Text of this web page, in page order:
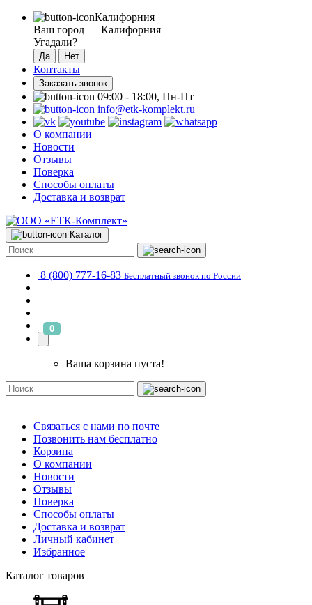
Калифорния
Ваш город — Калифорния
Угадали?
Контакты
Заказать звонок
09:00 - 18:00, Пн-Пт
info@etk-komplekt.ru
О компании
Новости
Отзывы
Поверка
Способы оплаты
Доставка и возврат
Каталог
8 (800) 777-16-83 Бесплатный звонок по России
0
Ваша корзина пуста!
Связаться с нами по почте
Позвонить нам бесплатно
Корзина
О компании
Новости
Отзывы
Поверка
Способы оплаты
Доставка и возврат
Личный кабинет
Избранное
Каталог товаров